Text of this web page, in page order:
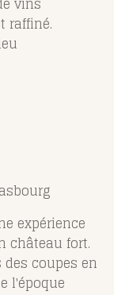
raffiné.
expérience
château fort.
coupes en
l'époque